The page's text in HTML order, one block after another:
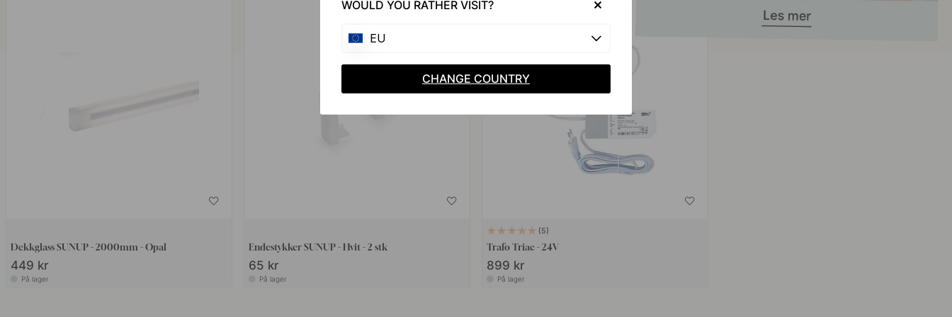
Dekkglass SUNUP - 2000mm - Opal
449 kr
På lager
Endestykker SUNUP - Hvit - 2 stk
65 kr
På lager
5
Trafo Triac - 24V
899 kr
På lager
WOULD YOU RATHER VISIT?
EU
CHANGE COUNTRY